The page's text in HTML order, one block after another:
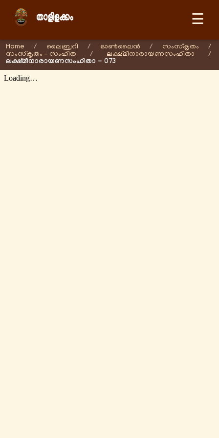
☰
Home / ലൈബ്രറി / ഓണ്‍ലൈന്‍ / സംസ്കൃതം
/
സംസ്കൃതം - സംഹിത
/ ലക്ഷ്മീനാരായണസംഹിതാ /
ലക്ഷ്മീനാരായണസംഹിതാ - 073